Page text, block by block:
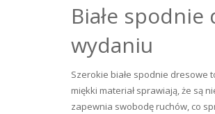
Białe
wydaniu
Szerokie białe spodnie dresowe
miękki materiał sprawiają, że są
zapewnia swobodę ruchów, co